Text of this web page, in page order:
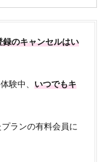
のキャンセルはい
験中、 いつでもキ
ランの有料会員に